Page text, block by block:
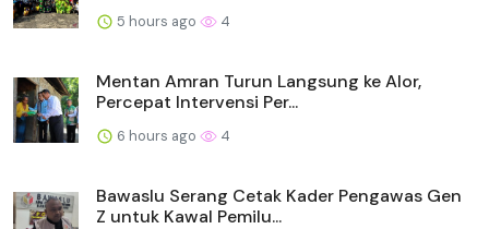
5 hours ago 4
Mentan Amran Turun Langsung ke Alor,
Percepat Intervensi Per...
6 hours ago 4
Bawaslu Serang Cetak Kader Pengawas Gen
Z untuk Kawal Pemilu...